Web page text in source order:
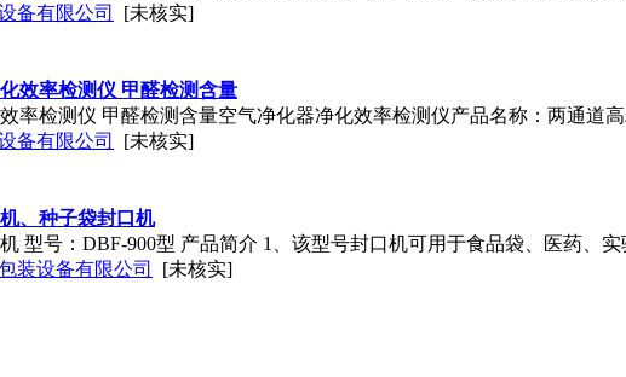
备有限公司 [未核实]
效率检测仪 甲醛检测含量
率检测仪 甲醛检测含量空气净化器净化效率检测仪产品名称：两通道
备有限公司 [未核实]
、种子袋封口机
型号：DBF-900型 产品简介 1、该型号封口机可用于食品袋、医药、
装设备有限公司 [未核实]